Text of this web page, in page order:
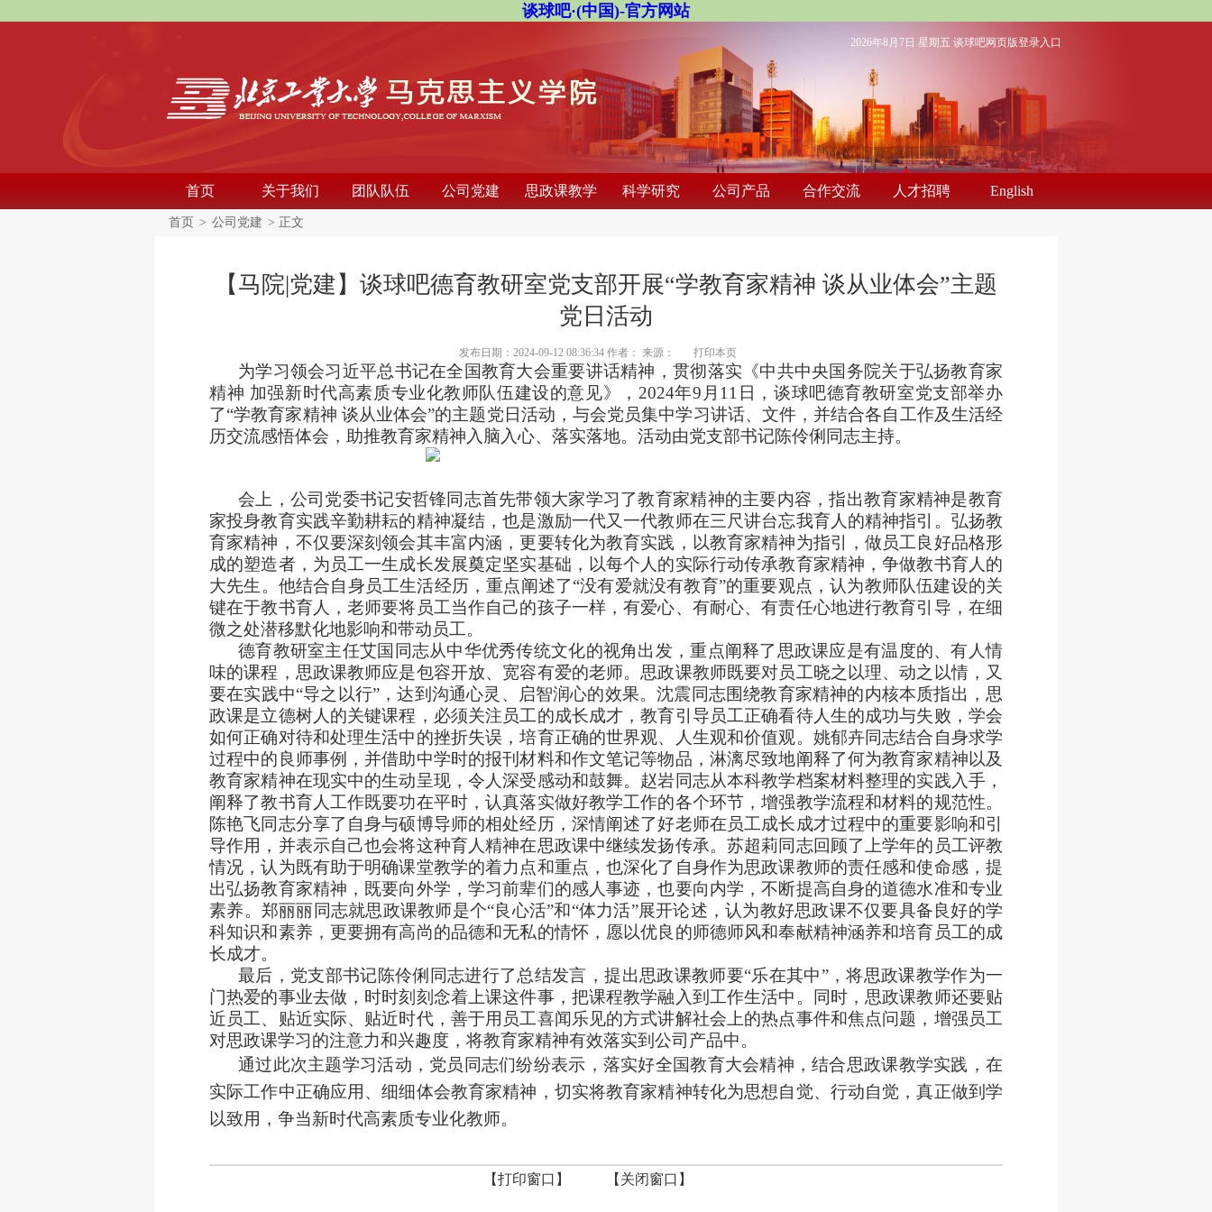
谈球吧·(中国)-官方网站
2026年8月7日 星期五 谈球吧网页版登录入口
首页 关于我们 团队队伍 公司党建 思政课教学 科学研究 公司产品 合作交流 人才招聘 English
首页 > 公司党建 > 正文
【马院|党建】谈球吧德育教研室党支部开展“学教育家精神 谈从业体会”主题
党日活动
发布日期：2024-09-12 08:36:34 作者： 来源： 打印本页
为学习领会习近平总书记在全国教育大会重要讲话精神，贯彻落实《中共中央国务院关于弘扬教育家
精神 加强新时代高素质专业化教师队伍建设的意见》，2024年9月11日，谈球吧德育教研室党支部举办
了“学教育家精神 谈从业体会”的主题党日活动，与会党员集中学习讲话、文件，并结合各自工作及生活经
历交流感悟体会，助推教育家精神入脑入心、落实落地。活动由党支部书记陈伶俐同志主持。
会上，公司党委书记安哲锋同志首先带领大家学习了教育家精神的主要内容，指出教育家精神是教育
家投身教育实践辛勤耕耘的精神凝结，也是激励一代又一代教师在三尺讲台忘我育人的精神指引。弘扬教
育家精神，不仅要深刻领会其丰富内涵，更要转化为教育实践，以教育家精神为指引，做员工良好品格形
成的塑造者，为员工一生成长发展奠定坚实基础，以每个人的实际行动传承教育家精神，争做教书育人的
大先生。他结合自身员工生活经历，重点阐述了“没有爱就没有教育”的重要观点，认为教师队伍建设的关
键在于教书育人，老师要将员工当作自己的孩子一样，有爱心、有耐心、有责任心地进行教育引导，在细
微之处潜移默化地影响和带动员工。
德育教研室主任艾国同志从中华优秀传统文化的视角出发，重点阐释了思政课应是有温度的、有人情
味的课程，思政课教师应是包容开放、宽容有爱的老师。思政课教师既要对员工晓之以理、动之以情，又
要在实践中“导之以行”，达到沟通心灵、启智润心的效果。沈震同志围绕教育家精神的内核本质指出，思
政课是立德树人的关键课程，必须关注员工的成长成才，教育引导员工正确看待人生的成功与失败，学会
如何正确对待和处理生活中的挫折失误，培育正确的世界观、人生观和价值观。姚郁卉同志结合自身求学
过程中的良师事例，并借助中学时的报刊材料和作文笔记等物品，淋漓尽致地阐释了何为教育家精神以及
教育家精神在现实中的生动呈现，令人深受感动和鼓舞。赵岩同志从本科教学档案材料整理的实践入手，
阐释了教书育人工作既要功在平时，认真落实做好教学工作的各个环节，增强教学流程和材料的规范性。
陈艳飞同志分享了自身与硕博导师的相处经历，深情阐述了好老师在员工成长成才过程中的重要影响和引
导作用，并表示自己也会将这种育人精神在思政课中继续发扬传承。苏超莉同志回顾了上学年的员工评教
情况，认为既有助于明确课堂教学的着力点和重点，也深化了自身作为思政课教师的责任感和使命感，提
出弘扬教育家精神，既要向外学，学习前辈们的感人事迹，也要向内学，不断提高自身的道德水准和专业
素养。郑丽丽同志就思政课教师是个“良心活”和“体力活”展开论述，认为教好思政课不仅要具备良好的学
科知识和素养，更要拥有高尚的品德和无私的情怀，愿以优良的师德师风和奉献精神涵养和培育员工的成
长成才。
最后，党支部书记陈伶俐同志进行了总结发言，提出思政课教师要“乐在其中”，将思政课教学作为一
门热爱的事业去做，时时刻刻念着上课这件事，把课程教学融入到工作生活中。同时，思政课教师还要贴
近员工、贴近实际、贴近时代，善于用员工喜闻乐见的方式讲解社会上的热点事件和焦点问题，增强员工
对思政课学习的注意力和兴趣度，将教育家精神有效落实到公司产品中。
通过此次主题学习活动，党员同志们纷纷表示，落实好全国教育大会精神，结合思政课教学实践，在
实际工作中正确应用、细细体会教育家精神，切实将教育家精神转化为思想自觉、行动自觉，真正做到学
以致用，争当新时代高素质专业化教师。
【打印窗口】 【关闭窗口】